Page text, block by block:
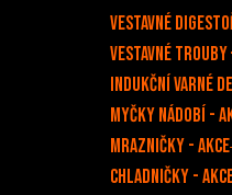
Vestavné
Vestavné trouby
Indukční varné
Myčky nádobí -
Mrazničky - akce
Chladničky -